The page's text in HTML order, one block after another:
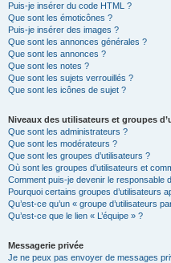
Puis-je insérer du code HTML ?
Que sont les émoticônes ?
Puis-je insérer des images ?
Que sont les annonces générales ?
Que sont les annonces ?
Que sont les notes ?
Que sont les sujets verrouillés ?
Que sont les icônes de sujet ?
Niveaux des utilisateurs et groupes
Que sont les administrateurs ?
Que sont les modérateurs ?
Que sont les groupes d’utilisateurs ?
Où sont les groupes d’utilisateurs et
Comment puis-je devenir le responsable
Pourquoi certains groupes d’utilisateurs
Qu’est-ce qu’un « groupe d’utilisateurs
Qu’est-ce que le lien « L’équipe » ?
Messagerie privée
Je ne peux pas envoyer de messages